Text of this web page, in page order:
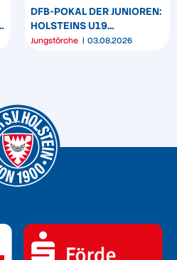
DFB-POKAL DER JUNIOREN:
HOLSTEINS U19
TRIUMPHIERT IN
Jungstörche 03.08.2026